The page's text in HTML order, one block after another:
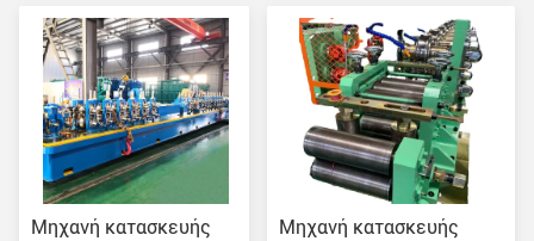
Μηχανή κατασκευής
Μηχανή κατασκευής